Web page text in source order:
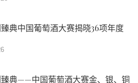
典中国葡萄酒大赛揭晓36项年度
臻典——中国葡萄酒大赛金、银、铜